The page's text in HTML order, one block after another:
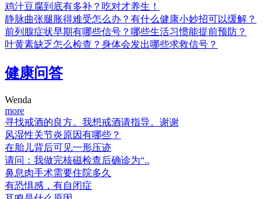
鸡汁豆腐到底有多补？吃对才养生！
静脉曲张腿胀得难受怎么办？有什么健康小妙招可以缓解？
前列腺症状早期有哪些信号？哪些生活习惯能提前预防？
叶黄素缺乏怎么检查？身体会发出哪些求救信号？
健康问答
Wenda
more
寻找戒酒的良方。我想戒酒请指导。谢谢
风湿性关节炎原因有哪些？
在胎儿背后可见一形压迹
请问：我做完核磁检查后确诊为“..
鼻息肉手术需要住院多久
有恐惧感，有自闭症